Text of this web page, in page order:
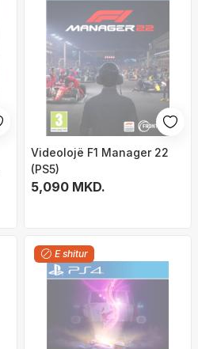
Videolojë F1 Manager 22
(PS5)
5,090 MKD.
E shitur